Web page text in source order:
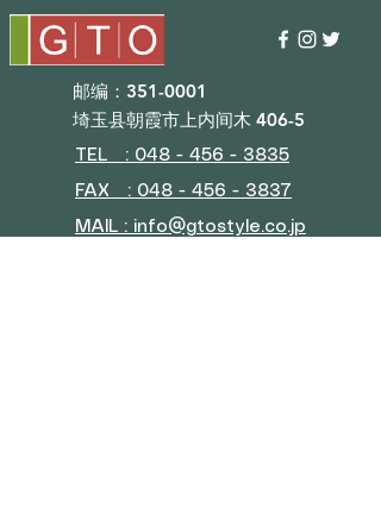
邮编：351-0001
埼玉县朝霞市上内间木 406-5
TEL : 048 - 456 - 3835​
FAX : 048 - 456 - 3837
MAIL : info@gtostyle.co.jp